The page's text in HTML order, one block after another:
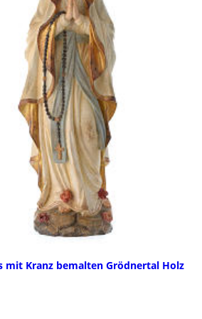
mit Kranz bemalten Grödnertal Holz